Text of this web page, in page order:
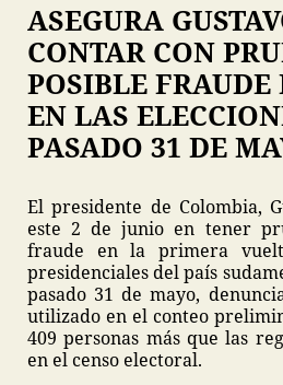
ASEGURA
CONTAR CON
POSIBLE FRAUDE
EN LAS
PASADO 31 DE
El presidente de Colombia,
este 2 de junio en tener
fraude en la primera
presidenciales del país
pasado 31 de mayo,
utilizado en el conteo
409 personas más que las
en el censo electoral.